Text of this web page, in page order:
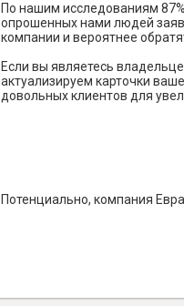
По нашим исследованиям
опрошенных нами людей
компании и вероятнее
Если вы являетесь
актуализируем карточки
довольных клиентов для
Потенциально, компания